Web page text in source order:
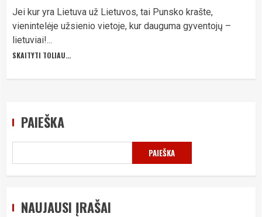
Jei kur yra Lietuva už Lietuvos, tai Punsko krašte,
vienintelėje užsienio vietoje, kur dauguma gyventojų –
lietuviai!...
SKAITYTI TOLIAU...
PAIEŠKA
PAIEŠKA
NAUJAUSI ĮRAŠAI